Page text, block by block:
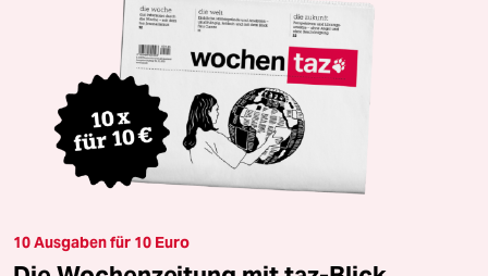
10 Ausgaben für 10 Euro